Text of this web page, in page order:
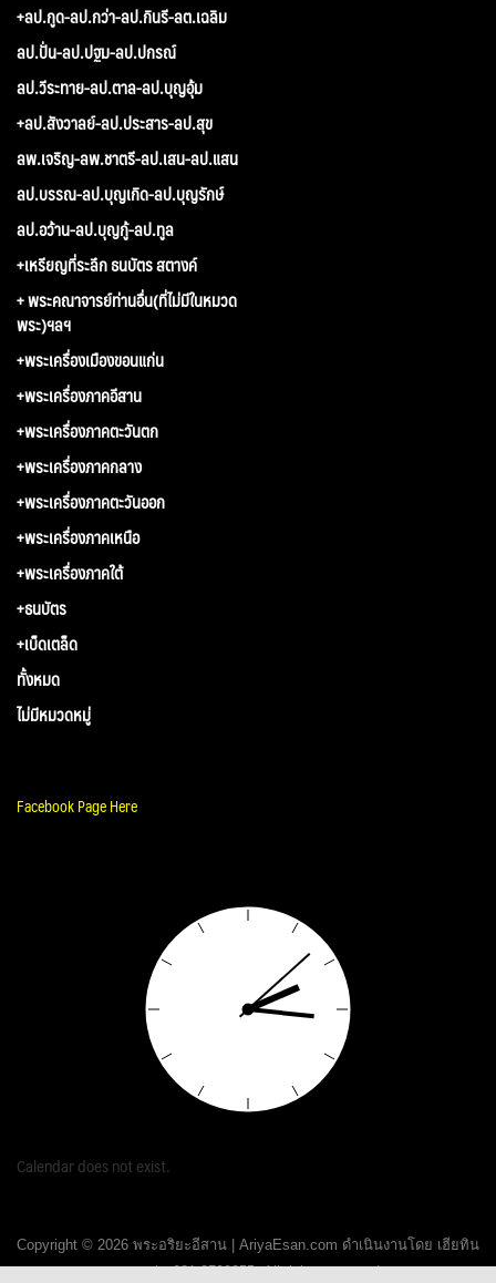
+ลป.กูด-ลป.กว่า-ลป.กินรี-ลต.เฉลิม
ลป.ปั่น-ลป.ปฐม-ลป.ปกรณ์
ลป.วีระทาย-ลป.ตาล-ลป.บุญอุ้ม
+ลป.สังวาลย์-ลป.ประสาร-ลป.สุข
ลพ.เจริญ-ลพ.ชาตรี-ลป.เสน-ลป.แสน
ลป.บรรณ-ลป.บุญเกิด-ลป.บุญรักษ์
ลป.อว้าน-ลป.บุญกู้-ลป.ทูล
+เหรียญที่ระลึก ธนบัตร สตางค์
+ พระคณาจารย์ท่านอื่น(ที่ไม่มีในหมวด
พระ)ฯลฯ
+พระเครื่องเมืองขอนแก่น
+พระเครื่องภาคอีสาน
+พระเครื่องภาคตะวันตก
+พระเครื่องภาคกลาง
+พระเครื่องภาคตะวันออก
+พระเครื่องภาคเหนือ
+พระเครื่องภาคใต้
+ธนบัตร
+เบ็ดเตล็ด
ทั้งหมด
ไม่มีหมวดหมู่
Facebook Page Here
Calendar does not exist.
Copyright © 2026 พระอริยะอีสาน | AriyaEsan.com ดำเนินงานโดย เฮียทิน
ขอนแก่น 081-8720355. All rights reserved.